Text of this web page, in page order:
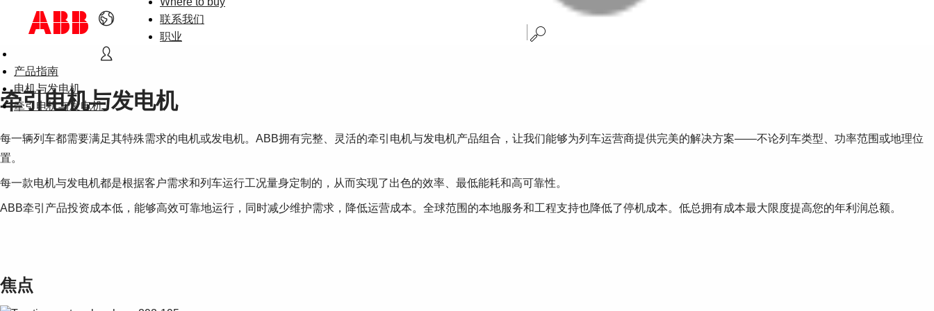
联系我们
职业
产品指南
电机与发电机
牵引电机与发电机
牵引电机与发电机
每一辆列车都需要满足其特殊需求的电机或发电机。ABB拥有完整、灵活的牵引电机与发电机产品组合，让我们能够为列车运营商提供完美的解决方案——不论列车类型、功率范围或地理位
置。
每一款电机与发电机都是根据客户需求和列车运行工况量身定制的，从而实现了出色的效率、最低能耗和高可靠性。
ABB牵引产品投资成本低，能够高效可靠地运行，同时减少维护需求，降低运营成本。全球范围的本地服务和工程支持也降低了停机成本。低总拥有成本最大限度提高您的年利润总额。
焦点